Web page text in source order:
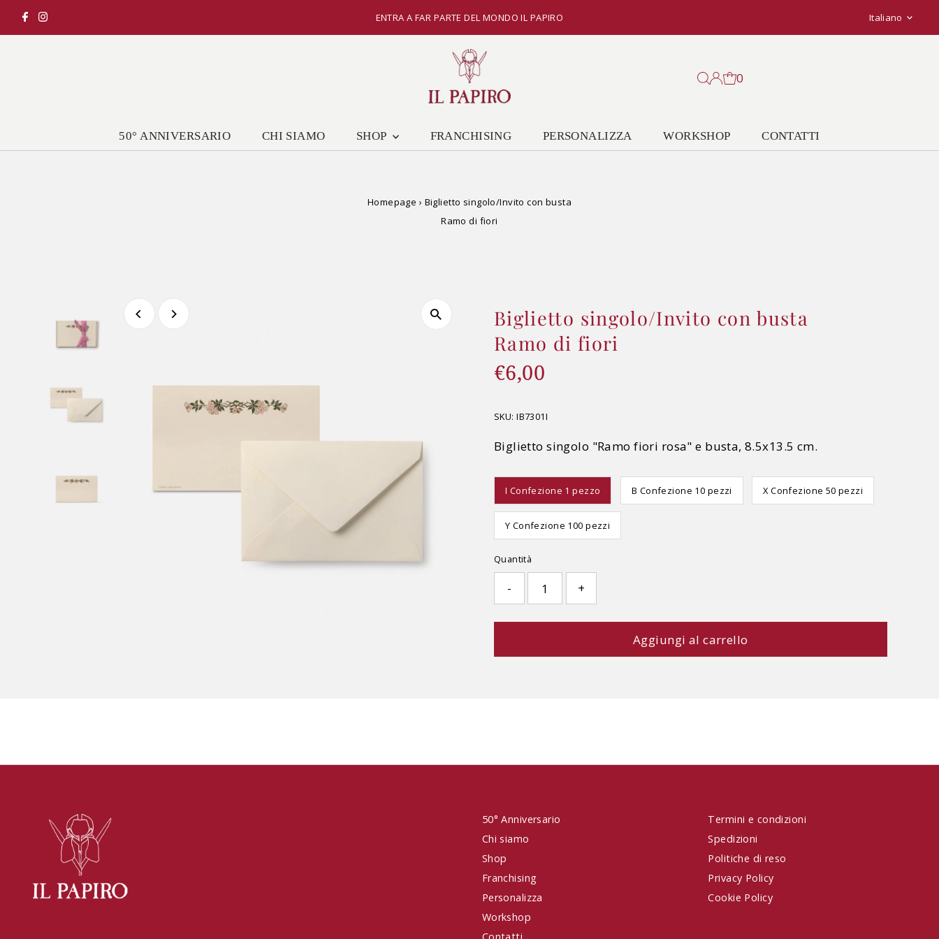
ENTRA A FAR PARTE DEL MONDO IL PAPIRO Italiano
0
50° ANNIVERSARIO CHI SIAMO SHOP FRANCHISING PERSONALIZZA WORKSHOP CONTATTI
Homepage › Biglietto singolo/Invito con busta
Ramo di fiori
Biglietto singolo/Invito con busta
Ramo di fiori
Prezzo
listino
€6,00
SKU: IB7301I
Biglietto singolo "Ramo fiori rosa" e busta, 8.5x13.5 cm.
I Confezione 1 pezzo B Confezione 10 pezzi X Confezione 50 pezzi
Y Confezione 100 pezzi
Quantità
- +
50° Anniversario
Chi siamo
Shop
Franchising
Personalizza
Workshop
Termini e condizioni
Spedizioni
Politiche di reso
Privacy Policy
Cookie Policy